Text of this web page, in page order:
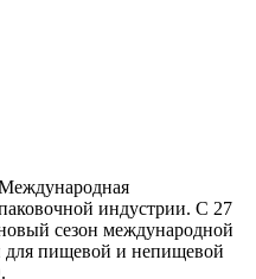
индустрии. С 27
сезон международной
для пищевой и непищевой